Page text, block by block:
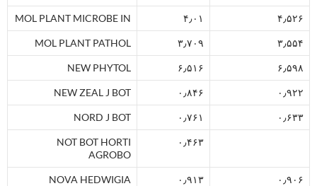
۴٫۵۲۶ ۴٫۰۱ MOL PLANT MICROBE IN
۳٫۵۵۴ ۳٫۷۰۹ MOL PLANT PATHOL
۶٫۵۹۸ ۶٫۵۱۶ NEW PHYTOL
۰٫۹۲۲ ۰٫۸۴۶ NEW ZEAL J BOT
۰٫۶۳۳ ۰٫۷۶۱ NORD J BOT
۰٫۴۶۳
NOT BOT HORTI
AGROBO
۰٫۹۰۶ ۰٫۹۱۳ NOVA HEDWIGIA